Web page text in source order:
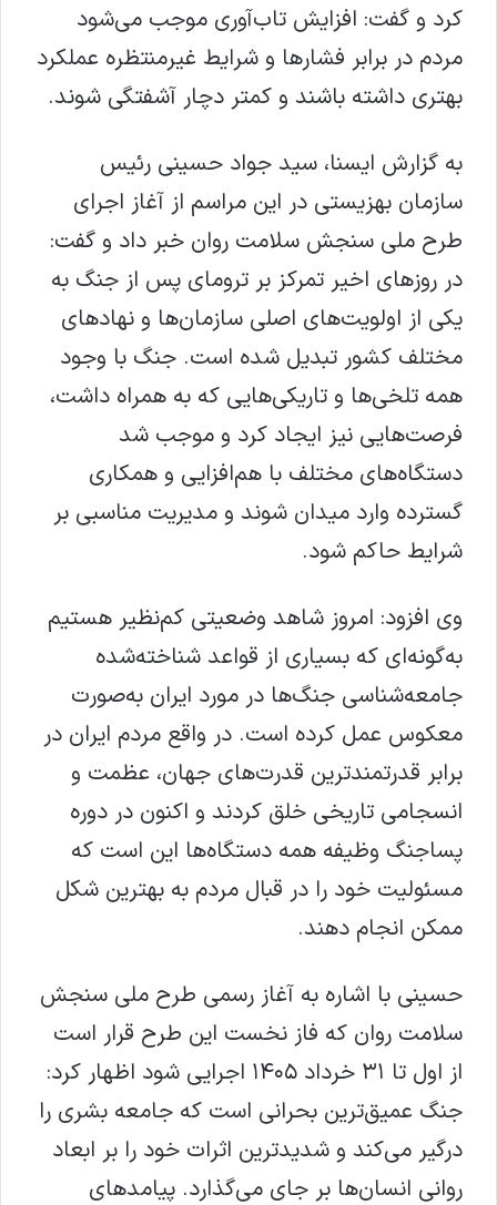
کرد و گفت: افزایش تاب‌آوری موجب می‌شود
مردم در برابر فشارها و شرایط غیرمنتظره عملکرد
بهتری داشته باشند و کمتر دچار آشفتگی شوند.
به گزارش ایسنا، سید جواد حسینی رئیس
سازمان بهزیستی در این مراسم از آغاز اجرای
طرح ملی سنجش سلامت روان خبر داد و گفت:
در روزهای اخیر تمرکز بر ترومای پس از جنگ به
یکی از اولویت‌های اصلی سازمان‌ها و نهادهای
مختلف کشور تبدیل شده است. جنگ با وجود
همه تلخی‌ها و تاریکی‌هایی که به همراه داشت،
فرصت‌هایی نیز ایجاد کرد و موجب شد
دستگاه‌های مختلف با هم‌افزایی و همکاری
گسترده وارد میدان شوند و مدیریت مناسبی بر
شرایط حاکم شود.
وی افزود: امروز شاهد وضعیتی کم‌نظیر هستیم
به‌گونه‌ای که بسیاری از قواعد شناخته‌شده
جامعه‌شناسی جنگ‌ها در مورد ایران به‌صورت
معکوس عمل کرده است. در واقع مردم ایران در
برابر قدرتمندترین قدرت‌های جهان، عظمت و
انسجامی تاریخی خلق کردند و اکنون در دوره
پساجنگ وظیفه همه دستگاه‌ها این است که
مسئولیت خود را در قبال مردم به بهترین شکل
ممکن انجام دهند.
حسینی با اشاره به آغاز رسمی طرح ملی سنجش
سلامت روان که فاز نخست این طرح قرار است
از اول تا ۳۱ خرداد ۱۴۰۵ اجرایی شود اظهار کرد:
جنگ عمیق‌ترین بحرانی است که جامعه بشری را
درگیر می‌کند و شدیدترین اثرات خود را بر ابعاد
روانی انسان‌ها بر جای می‌گذارد. پیامدهای